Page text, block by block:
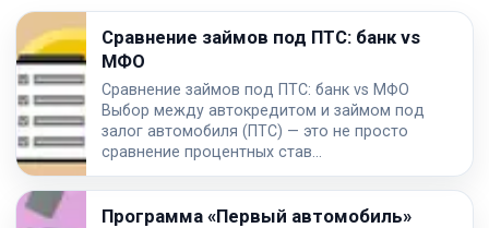
Сравнение займов под ПТС: банк vs
МФО
Сравнение займов под ПТС: банк vs МФО
Выбор между автокредитом и займом под
залог автомобиля (ПТС) — это не просто
сравнение процентных став…
Программа «Первый автомобиль»